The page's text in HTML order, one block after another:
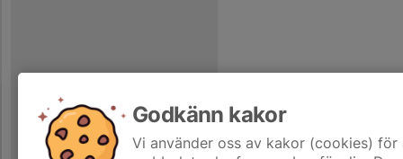
Godkänn kakor
Vi använder oss av kakor (cookies)